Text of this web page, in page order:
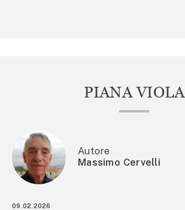
PIANA VIOLA
Autore
Massimo Cervelli
09.02.2026